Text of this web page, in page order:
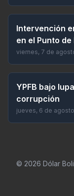
Intervención
en el Punto de
viernes, 7 de
YPFB bajo
corrupción
jueves, 6 de
© 2026 Dólar